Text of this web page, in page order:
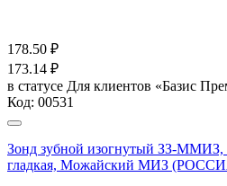
178.50 ₽
173.14 ₽
в статусе Для клиентов «Базис
Код: 00531
Зонд зубной изогнутый ЗЗ-ММИЗ,
гладкая, Можайский МИЗ